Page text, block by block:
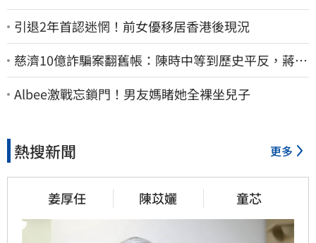
引退2年首認迷惘！前女優移居香港後現況
慈濟10億詐騙案翻舊帳：陳時中等到歷史平反，蔣萬
安償還2022政治利息
Albee激戰忘鎖門！男友媽睹她全裸坐兒子
熱搜新聞 更多
姜厚任 陳苡孋 童芯